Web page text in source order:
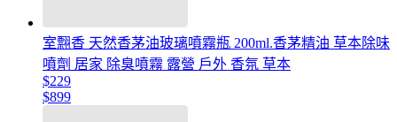
室翲香 天然香茅油玻璃噴霧瓶 200ml.香茅精油 草本除味
噴劑 居家 除臭噴霧 露營 戶外 香氛 草本
$229
$899